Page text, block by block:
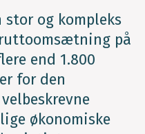
stor og kompleks
på
end 1.800
for den
økonomiske